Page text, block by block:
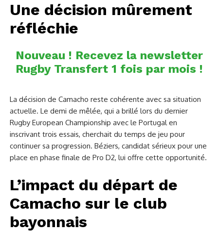
Une décision mûrement
réfléchie
Nouveau ! Recevez la newsletter
Rugby Transfert 1 fois par mois !
La décision de Camacho reste cohérente avec sa situation
actuelle. Le demi de mêlée, qui a brillé lors du dernier
Rugby European Championship avec le Portugal en
inscrivant trois essais, cherchait du temps de jeu pour
continuer sa progression. Béziers, candidat sérieux pour une
place en phase finale de Pro D2, lui offre cette opportunité.
L’impact du départ de
Camacho sur le club
bayonnais